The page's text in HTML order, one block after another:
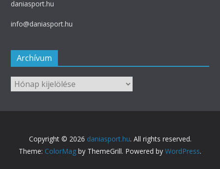
daniasport.hu
info@daniasport.hu
Archívum
Archívum
Copyright © 2026 daniasport.hu. All rights reserved.
Theme: ColorMag by ThemeGrill. Powered by WordPress.